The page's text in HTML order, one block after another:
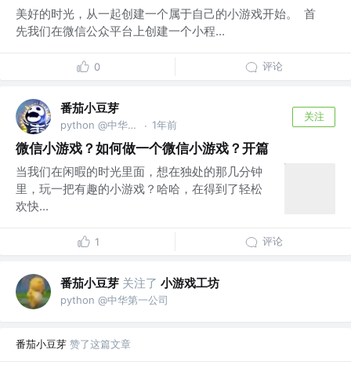
美好的时光，从一起创建一个属于自己的小游戏开始。 首
先我们在微信公众平台上创建一个小程...
0 评论
番茄小豆芽
python @中华第一公司 · 1年前
关注
微信小游戏？如何做一个微信小游戏？开篇
当我们在闲暇的时光里面，想在独处的那几分钟
里，玩一把有趣的小游戏？哈哈，在得到了轻松
欢快...
1 评论
番茄小豆芽 关注了 小游戏工坊
python @中华第一公司
番茄小豆芽 赞了这篇文章